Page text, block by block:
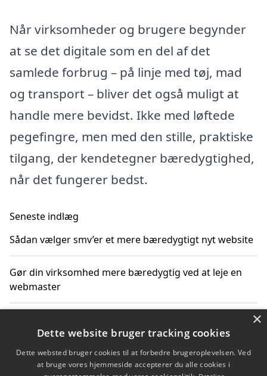
Når virksomheder og brugere begynder
at se det digitale som en del af det
samlede forbrug – på linje med tøj, mad
og transport – bliver det også muligt at
handle mere bevidst. Ikke med løftede
pegefingre, men med den stille, praktiske
tilgang, der kendetegner bæredygtighed,
når det fungerer bedst.
Seneste indlæg
Sådan vælger smv’er et mere bæredygtigt nyt website
Gør din virksomhed mere bæredygtig ved at leje en
webmaster
Sådan vurderer virksomheden prisen på nyt byggeri
×
Dette website bruger tracking cookies
Dette websted bruger cookies til at forbedre brugeroplevelsen. Ved
at bruge vores hjemmeside accepterer du alle cookies i